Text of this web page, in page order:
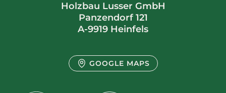
Holzbau Lusser GmbH
Panzendorf 121
A-9919 Heinfels
GOOGLE MAPS